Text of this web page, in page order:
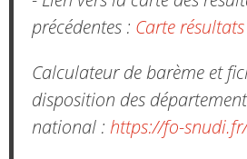
précédentes : Carte résultats
Calculateur de barème et
disposition des
national : https://fo-